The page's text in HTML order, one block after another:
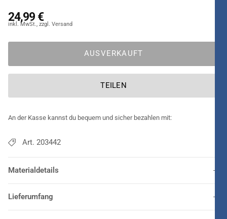
have handelt. Dank des Gürtels lässt es sich auch leicht und
bequem tragen.
24,99 €
AUSVERKAUFT
TEILEN
An der Kasse kannst du bequem und sicher bezahlen mit:
Art. 203442
Materialdetails
Lieferumfang